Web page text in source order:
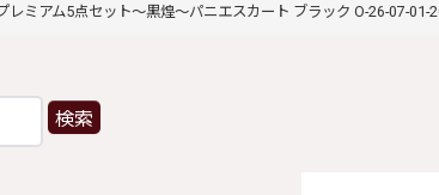
ミアム5点セット〜黒煌〜パニエスカート ブラック O-26-07-01-
検索